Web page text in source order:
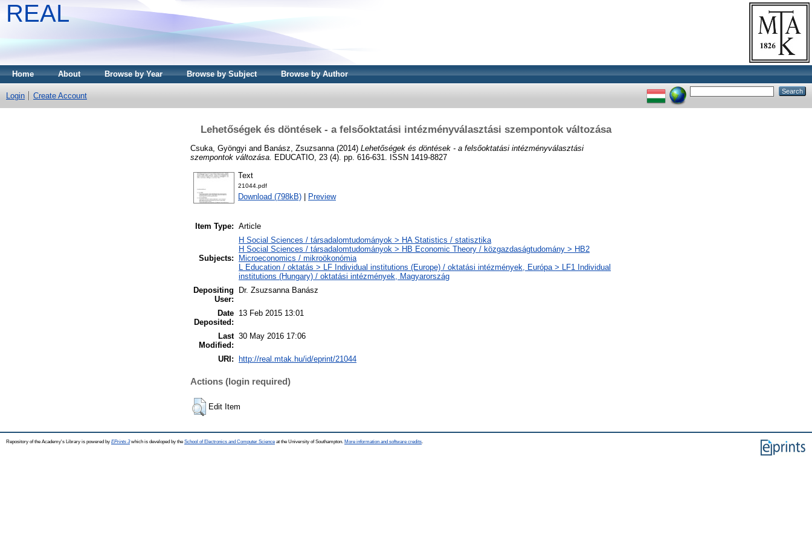
REAL
Home About Browse by Year Browse by Subject Browse by Author
Login Create Account
Lehetőségek és döntések - a felsőoktatási intézményválasztási szempontok változása
Csuka, Gyöngyi and Banász, Zsuzsanna (2014) Lehetőségek és döntések - a felsőoktatási intézményválasztási
szempontok változása. EDUCATIO, 23 (4). pp. 616-631. ISSN 1419-8827
Text
21044.pdf
Download (798kB) Preview
Item Type: Article
Subjects:
H Social Sciences / társadalomtudományok > HA Statistics / statisztika
H Social Sciences / társadalomtudományok > HB Economic Theory / közgazdaságtudomány > HB2
Microeconomics / mikroökonómia
L Education / oktatás > LF Individual institutions (Europe) / oktatási intézmények, Európa > LF1 Individual
institutions (Hungary) / oktatási intézmények, Magyarország
Depositing
User:
Dr. Zsuzsanna Banász
Date
Deposited:
13 Feb 2015 13:01
Last
Modified:
30 May 2016 17:06
URI: http://real.mtak.hu/id/eprint/21044
Actions (login required)
Edit Item
Repository of the Academy's Library is powered by EPrints 3which is developed by the School of Electronics and Computer Science at the University of Southampton. More information and software credits